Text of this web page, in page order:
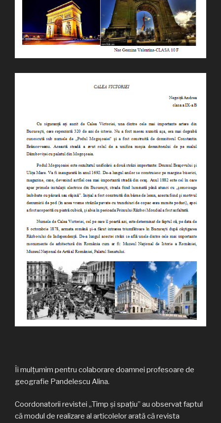
Îi mulțumim pentru colaborare doamnei profesoare de
geografie Pandelescu Alina.
Coordonatorii revistei „Timp și spațiu” au observat faptul
că modul de realizare al articolelor arată că revista